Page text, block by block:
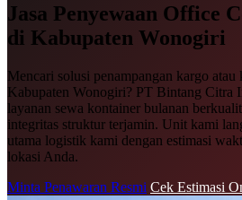
Jasa Penyewaan Office
di Kabupaten Wonogiri
Mencari solusi penampangan kargo atau
Kabupaten Wonogiri? PT Bintang Citra
layanan sewa kontainer bulanan
integritas struktur terjamin. Unit kami
utama logistik kami dengan estimasi
lokasi Anda.
Minta Penawaran Resmi Cek Estimasi